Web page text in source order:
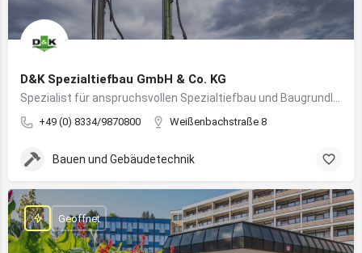
D&K Spezialtiefbau GmbH & Co. KG
+49 (0) 8334/9870800 Weißenbachstraße 8
Bauen und Gebäudetechnik
Geöffnet